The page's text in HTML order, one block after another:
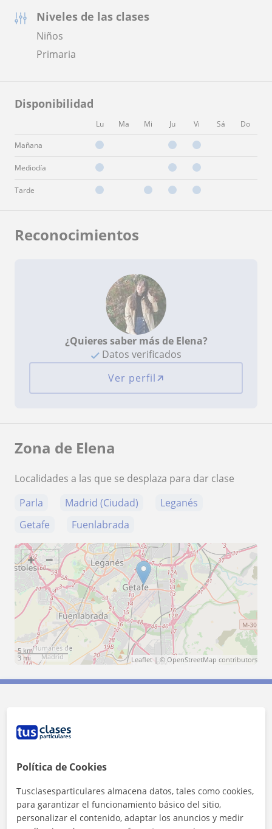
Niveles de las clases
Niños
Primaria
Disponibilidad
Lu Ma Mi Ju Vi Sá Do
Mañana
Mediodía
Tarde
Reconocimientos
¿Quieres saber más de Elena?
Datos verificados
Ver perfil
Zona de Elena
Localidades a las que se desplaza para dar clase
Parla
Madrid (Ciudad)
Leganés
Getafe
Fuenlabrada
+ −
5 km
3 mi
Leaflet | © OpenStreetMap contributors
Política de Cookies
Tusclasesparticulares almacena datos, tales como cookies,
para garantizar el funcionamiento básico del sitio,
personalizar el contenido, adaptar los anuncios y medir